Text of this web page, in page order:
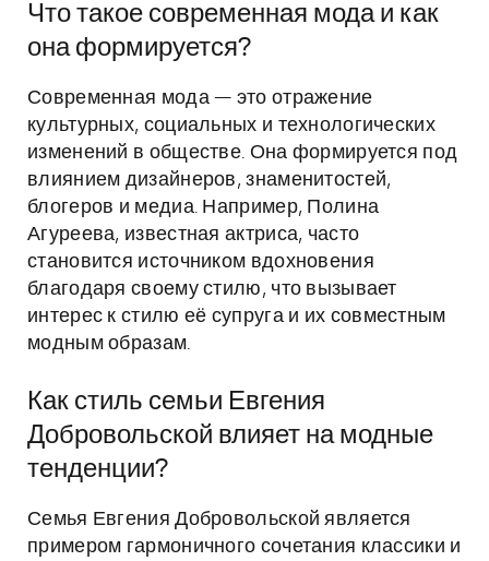
Что такое современная мода и как
она формируется?
Современная мода — это отражение
культурных, социальных и технологических
изменений в обществе. Она формируется под
влиянием дизайнеров, знаменитостей,
блогеров и медиа. Например, Полина
Агуреева, известная актриса, часто
становится источником вдохновения
благодаря своему стилю, что вызывает
интерес к стилю её супруга и их совместным
модным образам.
Как стиль семьи Евгения
Добровольской влияет на модные
тенденции?
Семья Евгения Добровольской является
примером гармоничного сочетания классики и